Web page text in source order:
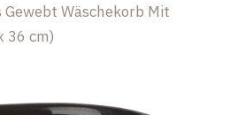
Wäschekorb Mit
36 cm)